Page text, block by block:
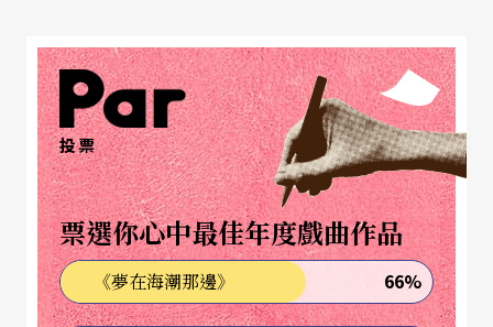
練，又深知如何聰明運用的圓潤嗓音。昆齊歐不但
有次女高音特有的溫暖音色，在許多對任何次女高
音而言都算困難的高音域及長的高音樂段，她還擁
有比女高音還要華麗的色彩。安妮特．賽特根的奧
克塔文則對似懂非懂世故、血氣方剛、十七歲年少
貴族的敏感尷尬易變心境，多有戲劇性著墨。
飾歐克斯男爵的兩位男低音，也有值得玩味的對
投票
票選你心中最佳年度戲曲作品
《夢在海潮那邊》 66%